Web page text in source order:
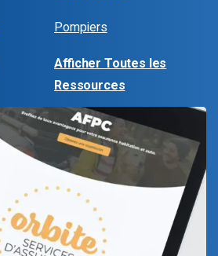
Pompiers
Afficher Toutes les
Ressources